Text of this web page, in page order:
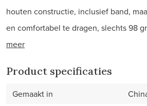
houten constructie, inclusief band,
en comfortabel te dragen, slechts 98
meer
Product specificaties
Gemaakt in